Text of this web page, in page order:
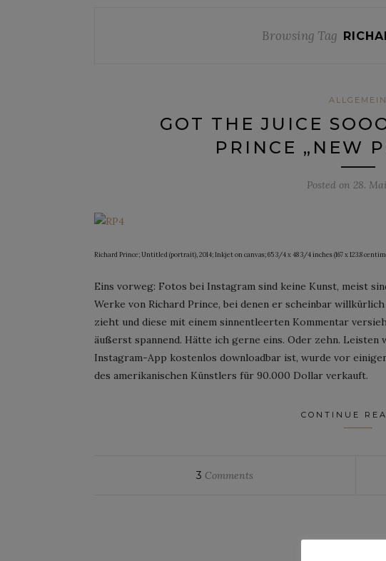
Browsing Tag
ALLGEMEIN
GOT THE JUICE
PRINCE „NEW
Posted on 28.
Richard Prince; Untitled (portrait), 2014; Inkjet on canvas; 65 3/4 x 48 3/4 inches (167 x 123.8
Eins vorweg: Fotos bei Instagram sind keine Kunst, meist
Werke von Richard Prince, bei denen er scheinbar
zieht und diese mit einem sinnentleerten Kommentar
äußerst spannend. Hätte ich gerne eins. Oder zehn. Leisten
Instagram-App kostenlos downloadbar ist, wurde vor
des amerikanischen Künstlers für 90.000 Dollar verkauft.
CONTINUE
3 Comments